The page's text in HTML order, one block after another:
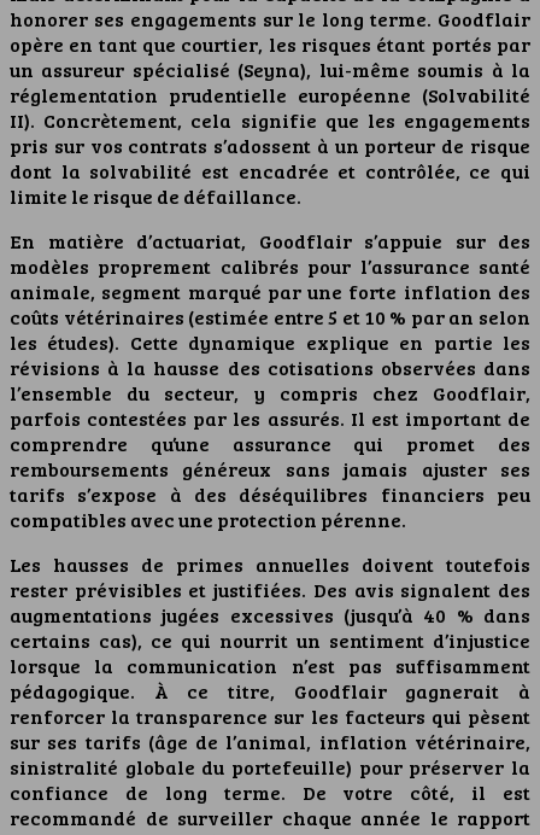
honorer ses engagements sur le long terme. Goodflair
opère en tant que courtier, les risques étant portés par
un assureur spécialisé (Seyna), lui-même soumis à la
réglementation prudentielle européenne (Solvabilité
II). Concrètement, cela signifie que les engagements
pris sur vos contrats s’adossent à un porteur de risque
dont la solvabilité est encadrée et contrôlée, ce qui
limite le risque de défaillance.
En matière d’actuariat, Goodflair s’appuie sur des
modèles proprement calibrés pour l’assurance santé
animale, segment marqué par une forte inflation des
coûts vétérinaires (estimée entre 5 et 10 % par an selon
les études). Cette dynamique explique en partie les
révisions à la hausse des cotisations observées dans
l’ensemble du secteur, y compris chez Goodflair,
parfois contestées par les assurés. Il est important de
comprendre qu’une assurance qui promet des
remboursements généreux sans jamais ajuster ses
tarifs s’expose à des déséquilibres financiers peu
compatibles avec une protection pérenne.
Les hausses de primes annuelles doivent toutefois
rester prévisibles et justifiées. Des avis signalent des
augmentations jugées excessives (jusqu’à 40 % dans
certains cas), ce qui nourrit un sentiment d’injustice
lorsque la communication n’est pas suffisamment
pédagogique. À ce titre, Goodflair gagnerait à
renforcer la transparence sur les facteurs qui pèsent
sur ses tarifs (âge de l’animal, inflation vétérinaire,
sinistralité globale du portefeuille) pour préserver la
confiance de long terme. De votre côté, il est
recommandé de surveiller chaque année le rapport